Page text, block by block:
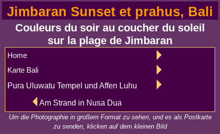
Jimbaran Sunset et prahus, Bali
Couleurs du soir au coucher du soleil
sur la plage de Jimbaran
Home
Karte Bali
Pura Uluwatu Tempel und Affen Luhu
Am Strand in Nusa Dua
Um die Photographie in großem Format zu sehen, und es als Postkarte
zu senden, klicken auf dem kleinen Bild